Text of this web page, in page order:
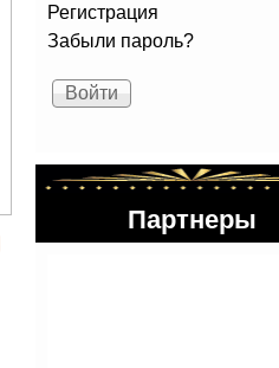
о ОТЛИЧНЫЙ FEST!
Регистрация
Забыли пароль?
Партнеры